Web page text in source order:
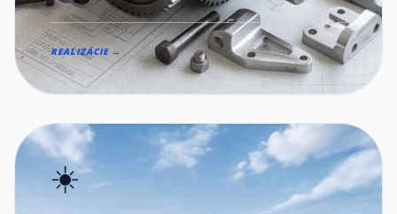
REALIZÁCIE →
☀️